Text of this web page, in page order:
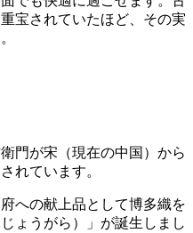
宝されていたほど、その実
門が宋（現在の中国）から
れています。
への献上品として博多織を
ょうがら）」が誕生しまし